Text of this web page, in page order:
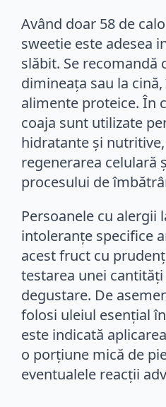
Având doar 58 de
sweetie este adesea
slăbit. Se recomandă
dimineața sau la
alimente proteice. În
coaja sunt utilizate
hidratante și
regenerarea celulară
procesului de
Persoanele cu alergii
intoleranțe specifice
acest fruct cu
testarea unei
degustare. De
folosi uleiul esențial
este indicată
o porțiune mică de
eventualele reacții